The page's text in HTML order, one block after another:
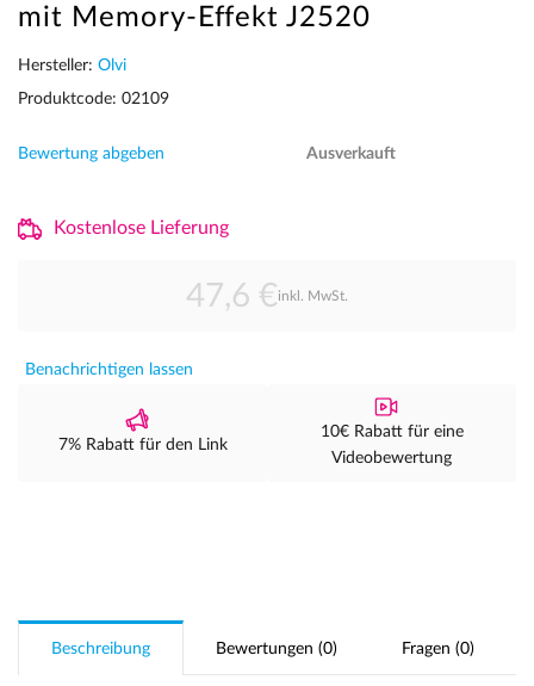
mit Memory-Effekt J2520
Hersteller: Olvi
Produktcode: 02109
Bewertung abgeben Ausverkauft
Kostenlose Lieferung
47,6 €inkl. MwSt.
Benachrichtigen lassen
7% Rabatt für den Link
10€ Rabatt für eine
Videobewertung
Beschreibung Bewertungen (0) Fragen (0)